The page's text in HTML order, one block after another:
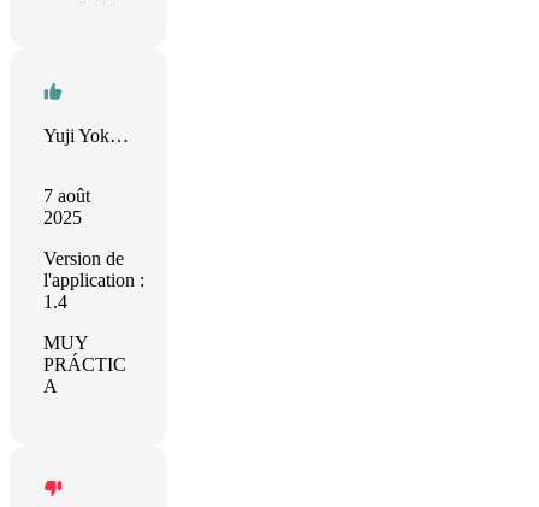
Yuji Yokoyama
7 août
2025
Version de
l'application :
1.4
MUY
PRÁCTIC
A